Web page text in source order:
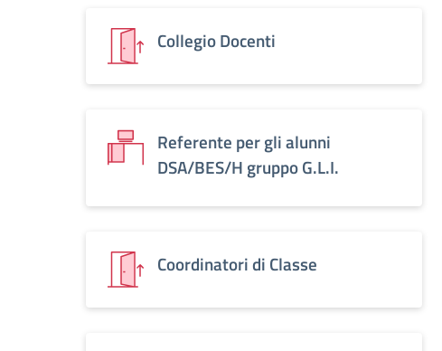
Collegio Docenti
Referente per gli alunni
DSA/BES/H gruppo G.L.I.
Coordinatori di Classe